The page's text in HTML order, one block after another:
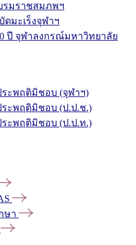
รมราชสมภพฯ
มะเร็งจุฬาฯ
ปี จุฬาลงกรณ์มหาวิทยาลัย
ระพฤติมิชอบ (จุฬาฯ)
ระพฤติมิชอบ (ป.ป.ช.)
ระพฤติมิชอบ (ป.ป.ท.)
ษา